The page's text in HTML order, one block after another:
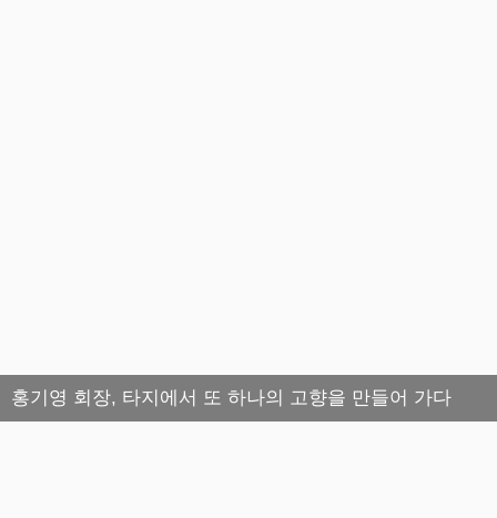
홍기영 회장, 타지에서 또 하나의 고향을 만들어 가다